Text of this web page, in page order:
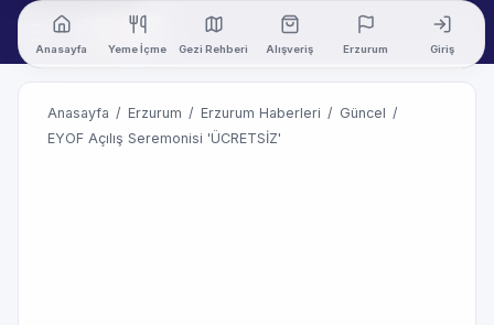
Anasayfa Yeme İçme Gezi Rehberi Alışveriş Erzurum Giriş
Anasayfa / Erzurum / Erzurum Haberleri / Güncel /
EYOF Açılış Seremonisi 'ÜCRETSİZ'